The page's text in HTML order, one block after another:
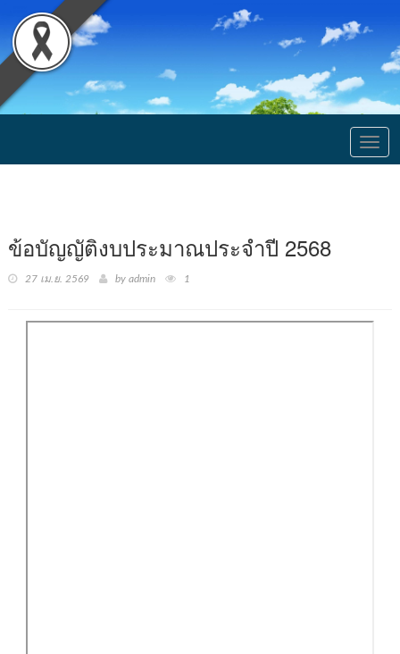
ข้อบัญญัติงบประมาณประจำปี 2568
27 เม.ย. 2569 by admin 1